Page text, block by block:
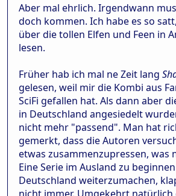
Aber mal ehrlich. Irgendwann
doch kommen. Ich habe es so
über die tollen Elfen und Feen in
lesen.
Früher hab ich mal ne Zeit lang
gelesen, weil mir die Kombi aus
SciFi gefallen hat. Als dann aber
in Deutschland angesiedelt
nicht mehr "passend". Man hat
gemerkt, dass die Autoren
etwas zusammenzupressen, was
Eine Serie im Ausland zu
Deutschland weiterzumachen,